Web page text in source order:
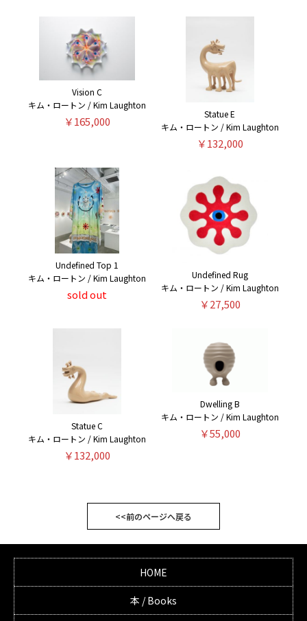
Vision C
キム・ロートン / Kim Laughton
￥165,000
Statue E
キム・ロートン / Kim Laughton
￥132,000
Undefined Top 1
キム・ロートン / Kim Laughton
sold out
Undefined Rug
キム・ロートン / Kim Laughton
￥27,500
Statue C
キム・ロートン / Kim Laughton
￥132,000
Dwelling B
キム・ロートン / Kim Laughton
￥55,000
<<前のページへ戻る
HOME
本 / Books